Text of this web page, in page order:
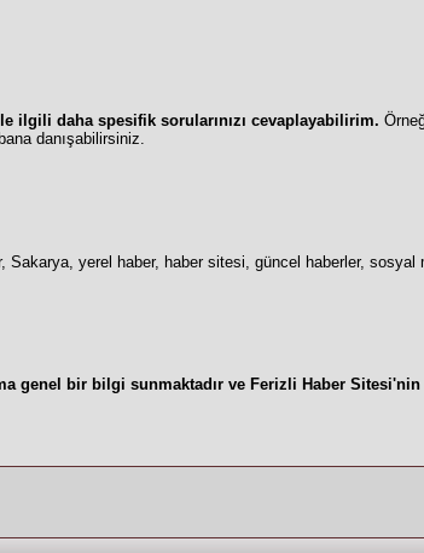
ilgili daha spesifik sorularınızı cevaplayabilirim.
danışabilirsiniz.
Sakarya, yerel haber, haber sitesi, güncel haberler,
genel bir bilgi sunmaktadır ve Ferizli Haber Sitesi'nin